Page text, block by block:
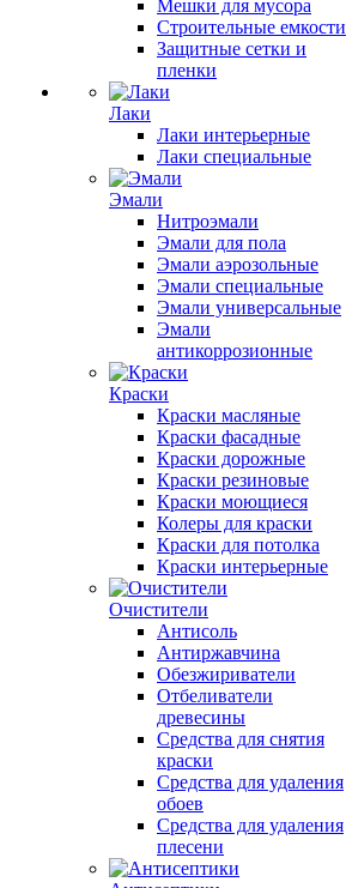
Мешки для мусора
Строительные емкости
Защитные сетки и
пленки
Лаки
Лаки интерьерные
Лаки специальные
Эмали
Нитроэмали
Эмали для пола
Эмали аэрозольные
Эмали специальные
Эмали универсальные
Эмали
антикоррозионные
Краски
Краски масляные
Краски фасадные
Краски дорожные
Краски резиновые
Краски моющиеся
Колеры для краски
Краски для потолка
Краски интерьерные
Очистители
Антисоль
Антиржавчина
Обезжириватели
Отбеливатели
древесины
Средства для снятия
краски
Средства для удаления
обоев
Средства для удаления
плесени